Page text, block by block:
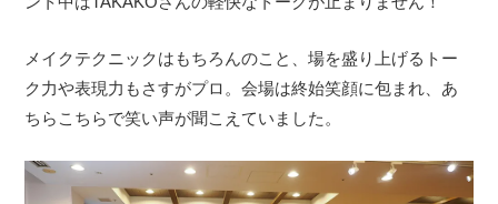
メイクテクニックはもちろんのこと、場を盛り上げるトー
ク力や表現力もさすがプロ。会場は終始笑顔に包まれ、あ
ちらこちらで笑い声が聞こえていました。